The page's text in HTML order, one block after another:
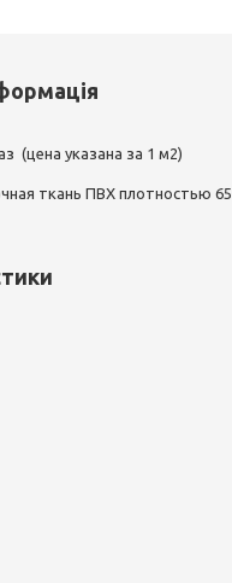
(цена указана за 1 м2)
ткань ПВХ плотностью